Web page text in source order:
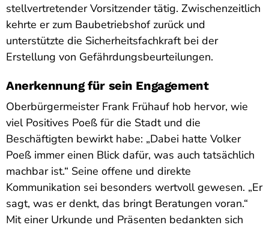
stellvertretender Vorsitzender tätig. Zwischenzeitlich
kehrte er zum Baubetriebshof zurück und
unterstützte die Sicherheitsfachkraft bei der
Erstellung von Gefährdungsbeurteilungen.
Anerkennung für sein Engagement
Oberbürgermeister Frank Frühauf hob hervor, wie
viel Positives Poeß für die Stadt und die
Beschäftigten bewirkt habe: „Dabei hatte Volker
Poeß immer einen Blick dafür, was auch tatsächlich
machbar ist.“ Seine offene und direkte
Kommunikation sei besonders wertvoll gewesen. „Er
sagt, was er denkt, das bringt Beratungen voran.“
Mit einer Urkunde und Präsenten bedankten sich